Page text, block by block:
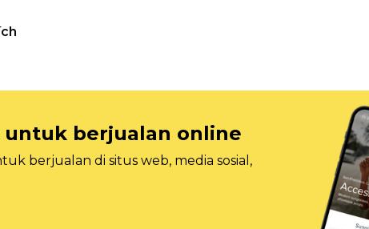
untuk berjualan online
berjualan di situs web, media sosial,